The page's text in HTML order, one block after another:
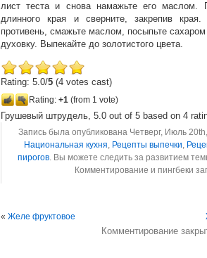
лист теста и снова намажьте его маслом.
длинного края и сверните, закрепив
противень, смажьте маслом, посыпьте сахаром
духовку. Выпекайте до золотистого цвета.
Rating: 5.0/5 (4 votes cast)
Rating: +1 (from 1 vote)
Грушевый штрудель, 5.0 out of 5 based on 4
Запись была опубликована Четверг, Июль
Национальная кухня, Рецепты выпечки,
пирогов. Вы можете следить за развитием
Комментирование и пингбеки
« Желе фруктовое
Комментирование